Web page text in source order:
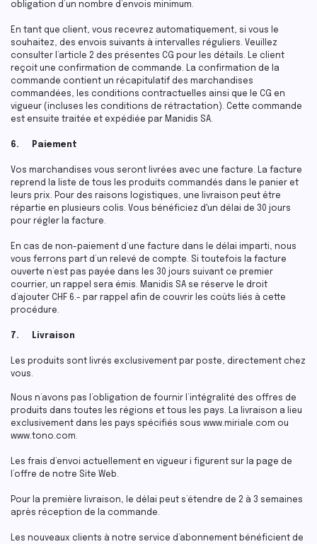
obligation d’un nombre d’envois minimum.
En tant que client, vous recevrez automatiquement, si vous le
souhaitez, des envois suivants à intervalles réguliers. Veuillez
consulter l’article 2 des présentes CG pour les détails. Le client
reçoit une confirmation de commande. La confirmation de la
commande contient un récapitulatif des marchandises
commandées, les conditions contractuelles ainsi que le CG en
vigueur (incluses les conditions de rétractation). Cette commande
est ensuite traitée et expédiée par Manidis SA.
6. Paiement
Vos marchandises vous seront livrées avec une facture. La facture
reprend la liste de tous les produits commandés dans le panier et
leurs prix. Pour des raisons logistiques, une livraison peut être
répartie en plusieurs colis. Vous bénéficiez d'un délai de 30 jours
pour régler la facture.
En cas de non-paiement d’une facture dans le délai imparti, nous
vous ferrons part d’un relevé de compte. Si toutefois la facture
ouverte n’est pas payée dans les 30 jours suivant ce premier
courrier, un rappel sera émis. Manidis SA se réserve le droit
d’ajouter CHF 6.- par rappel afin de couvrir les coûts liés à cette
procédure.
7. Livraison
Les produits sont livrés exclusivement par poste, directement chez
vous.
Nous n’avons pas l’obligation de fournir l’intégralité des offres de
produits dans toutes les régions et tous les pays. La livraison a lieu
exclusivement dans les pays spécifiés sous www.miriale.com ou
www.tono.com.
Les frais d’envoi actuellement en vigueur i figurent sur la page de
l’offre de notre Site Web.
Pour la première livraison, le délai peut s’étendre de 2 à 3 semaines
après réception de la commande.
Les nouveaux clients à notre service d’abonnement bénéficient de